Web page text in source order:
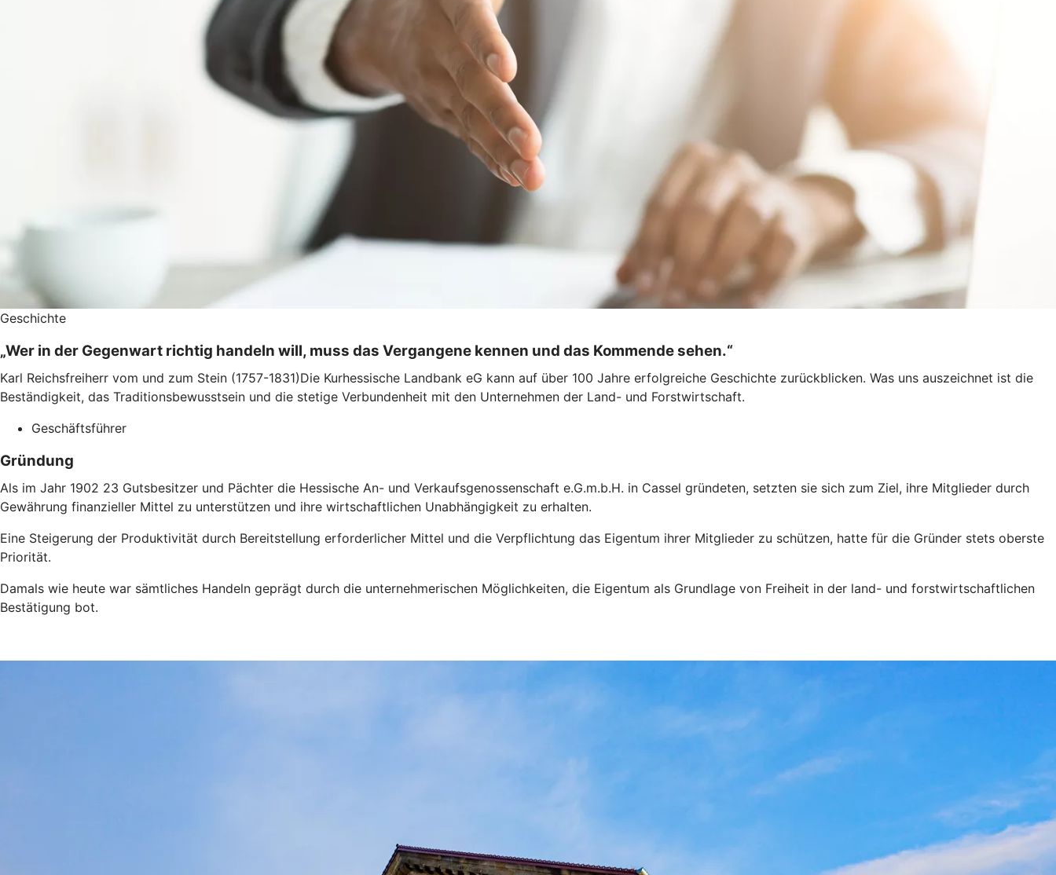
Geschichte
„Wer in der Gegenwart richtig handeln will, muss das Vergangene kennen und das Kommende sehen.“
Karl Reichsfreiherr vom und zum Stein (1757-1831)Die Kurhessische Landbank eG kann auf über 100 Jahre erfolgreiche Geschichte zurückblicken. Was uns auszeichnet ist die
Beständigkeit, das Traditionsbewusstsein und die stetige Verbundenheit mit den Unternehmen der Land- und Forstwirtschaft.
Geschäftsführer
Gründung
Als im Jahr 1902 23 Gutsbesitzer und Pächter die Hessische An- und Verkaufsgenossenschaft e.G.m.b.H. in Cassel gründeten, setzten sie sich zum Ziel, ihre Mitglieder durch
Gewährung finanzieller Mittel zu unterstützen und ihre wirtschaftlichen Unabhängigkeit zu erhalten.
Eine Steigerung der Produktivität durch Bereitstellung erforderlicher Mittel und die Verpflichtung das Eigentum ihrer Mitglieder zu schützen, hatte für die Gründer stets oberste
Priorität.
Damals wie heute war sämtliches Handeln geprägt durch die unternehmerischen Möglichkeiten, die Eigentum als Grundlage von Freiheit in der land- und forstwirtschaftlichen
Bestätigung bot.